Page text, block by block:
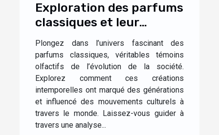
Exploration des parfums
classiques et leur
impact culturel
Plongez dans l’univers fascinant des
parfums classiques, véritables témoins
olfactifs de l’évolution de la société.
Explorez comment ces créations
intemporelles ont marqué des générations
et influencé des mouvements culturels à
travers le monde. Laissez-vous guider à
travers une analyse...